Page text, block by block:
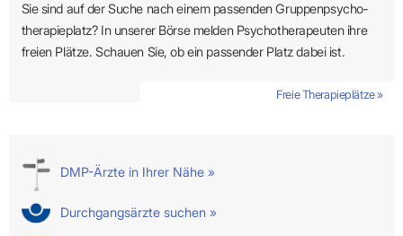
Sie sind auf der Suche nach einem passenden Gruppen­psycho­
therapie­platz? In unserer Börse melden Psycho­­thera­­peuten ihre
freien Plätze. Schauen Sie, ob ein passender Platz dabei ist.
Freie Therapieplätze »
DMP-Ärzte in Ihrer Nähe »
Durchgangsärzte suchen »